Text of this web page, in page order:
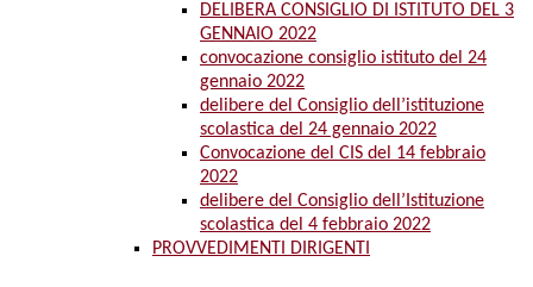
DELIBERA CONSIGLIO DI ISTITUTO DEL 3
GENNAIO 2022
convocazione consiglio istituto del 24
gennaio 2022
delibere del Consiglio dell’istituzione
scolastica del 24 gennaio 2022
Convocazione del CIS del 14 febbraio
2022
delibere del Consiglio dell’Istituzione
scolastica del 4 febbraio 2022
PROVVEDIMENTI DIRIGENTI